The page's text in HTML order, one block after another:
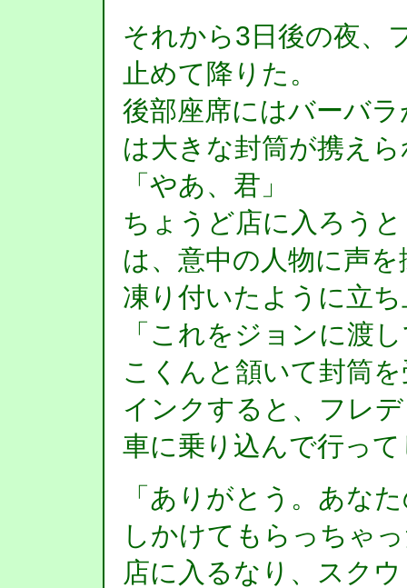
それから3日後の夜、
止めて降りた。
後部座席にはバーバ
は大きな封筒が携え
「やあ、君」
ちょうど店に入ろう
は、意中の人物に声
凍り付いたように立
「これをジョンに渡
こくんと頷いて封筒
インクすると、フレ
車に乗り込んで行っ
「ありがとう。あな
しかけてもらっちゃ
店に入るなり、スク